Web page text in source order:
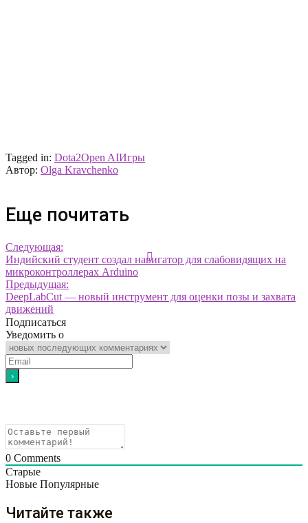
Tagged in: Dota2Open AIИгры
Автор: Olga Kravchenko
Еще почитать
Следующая:
Индийский студент создал навигатор для слабовидящих на
микроконтроллерах Arduino
Предыдущая:
DeepLabCut — новый инструмент для оценки позы и захвата
движений
Подписаться
Уведомить о
0 Comments
Старые
Новые Популярные
Читайте также